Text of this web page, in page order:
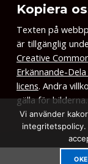
Kopiera
Texten på
är tillgänglig
Creative
Erkännande-
licens. Andra
gälla för bilderna.
Vi använder